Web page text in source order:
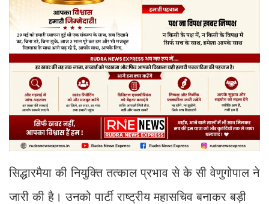
सिद्धारमैया की नियुक्ति तत्काल प्रभाव से के सी वेणुगोपाल ने
जारी की है। उनको पार्टी राष्ट्रीय महासचिव बनाकर बड़ी